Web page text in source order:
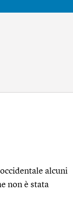
alcuni
non è stata